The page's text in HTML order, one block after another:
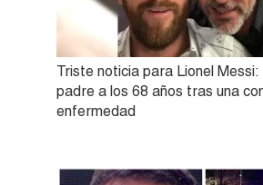
Triste noticia para Lionel Messi:
padre a los 68 años tras una
enfermedad